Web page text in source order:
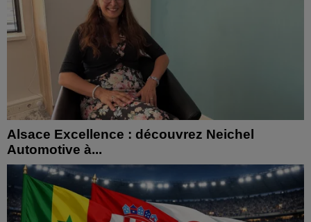
Alsace Excellence : découvrez Neichel
Automotive à...